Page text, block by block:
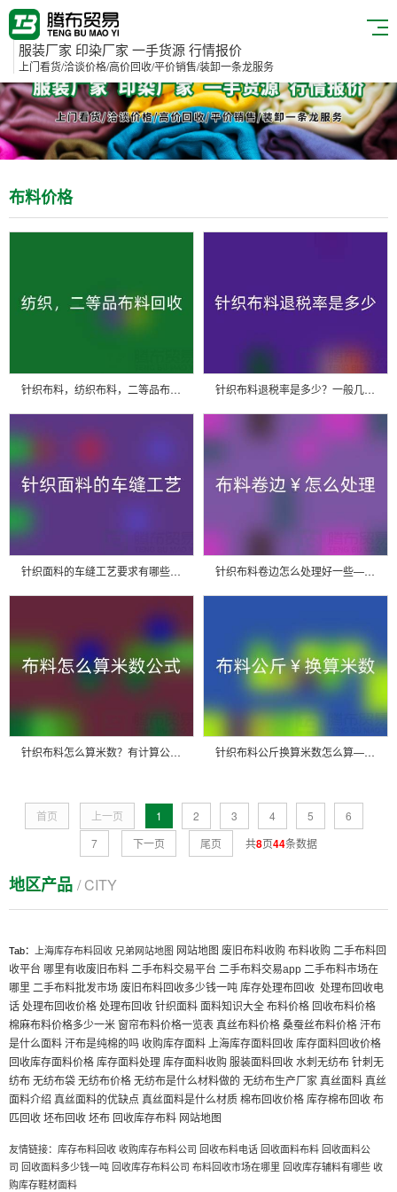
服装厂家 印染厂家 一手货源 行情报价
上门看货/洽谈价格/高价回收/平价销售/装卸一条龙服务
布料价格
针织布料，纺织布料，二等品布料回收——广州布料批发市场 针织布料退税率是多少？一般几个点？——广州布料批发市场
针织面料的车缝工艺要求有哪些——广州布料批发市场 针织布料卷边怎么处理好一些——广州布料批发市场
针织布料怎么算米数？有计算公式吗——针织布料批发市场 针织布料公斤换算米数怎么算——针织布料批发市场
首页 上一页 1 2 3 4 5
6
7
下一页 尾页 共8页44条数据
地区产品 / CITY
Tab： 上海库存布料回收 兄弟网站地图 网站地图 废旧布料收购 布料收购 二手布料回
收平台 哪里有收废旧布料 二手布料交易平台 二手布料交易app 二手布料市场在
哪里 二手布料批发市场 废旧布料回收多少钱一吨 库存处理布回收 处理布回收电
话 处理布回收价格 处理布回收 针织面料 面料知识大全 布料价格 回收布料价格
棉麻布料价格多少一米 窗帘布料价格一览表 真丝布料价格 桑蚕丝布料价格 汗布
是什么面料 汗布是纯棉的吗 收购库存面料 上海库存面料回收 库存面料回收价格
回收库存面料价格 库存面料处理 库存面料收购 服装面料回收 水刺无纺布 针刺无
纺布 无纺布袋 无纺布价格 无纺布是什么材料做的 无纺布生产厂家 真丝面料 真丝
面料介绍 真丝面料的优缺点 真丝面料是什么材质 棉布回收价格 库存棉布回收 布
匹回收 坯布回收 坯布 回收库存布料 网站地图
友情链接： 库存布料回收收购库存布料公司 回收布料电话 回收面料布料 回收面料公
司 回收面料多少钱一吨 回收库存布料公司 布料回收市场在哪里 回收库存辅料有哪些收
购库存鞋材面料